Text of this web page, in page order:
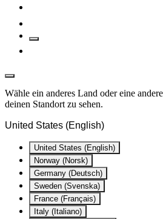
Wähle ein anderes Land oder eine
deinen Standort zu sehen.
United States (English)
United States (English)
Norway (Norsk)
Germany (Deutsch)
Sweden (Svenska)
France (Français)
Italy (Italiano)